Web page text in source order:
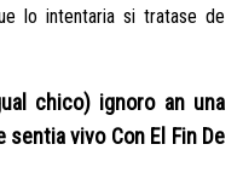
lo intentaria si tratase de
chico) ignoro an una
vivo Con El Fin De